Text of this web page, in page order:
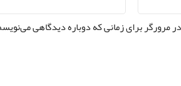
مرورگر برای زمانی که دوباره دیدگاهی